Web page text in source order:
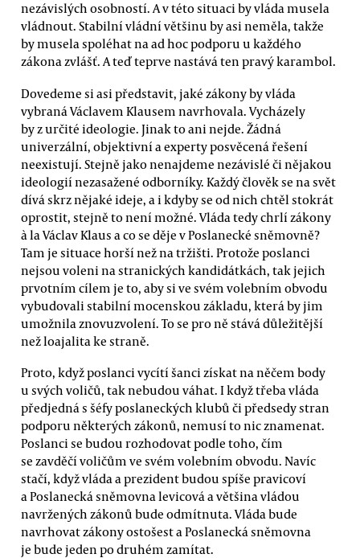
nezávislých osobností. A v této situaci by vláda musela
vládnout. Stabilní vládní většinu by asi neměla, takže
by musela spoléhat na ad hoc podporu u každého
zákona zvlášť. A teď teprve nastává ten pravý karambol.
Dovedeme si asi představit, jaké zákony by vláda
vybraná Václavem Klausem navrhovala. Vycházely
by z určité ideologie. Jinak to ani nejde. Žádná
univerzální, objektivní a experty posvěcená řešení
neexistují. Stejně jako nenajdeme nezávislé či nějakou
ideologií nezasažené odborníky. Každý člověk se na svět
dívá skrz nějaké ideje, a i kdyby se od nich chtěl stokrát
oprostit, stejně to není možné. Vláda tedy chrlí zákony
à la Václav Klaus a co se děje v Poslanecké sněmovně?
Tam je situace horší než na tržišti. Protože poslanci
nejsou voleni na stranických kandidátkách, tak jejich
prvotním cílem je to, aby si ve svém volebním obvodu
vybudovali stabilní mocenskou základu, která by jim
umožnila znovuzvolení. To se pro ně stává důležitější
než loajalita ke straně.
Proto, když poslanci vycítí šanci získat na něčem body
u svých voličů, tak nebudou váhat. I když třeba vláda
předjedná s šéfy poslaneckých klubů či předsedy stran
podporu některých zákonů, nemusí to nic znamenat.
Poslanci se budou rozhodovat podle toho, čím
se zavděčí voličům ve svém volebním obvodu. Navíc
stačí, když vláda a prezident budou spíše pravicoví
a Poslanecká sněmovna levicová a většina vládou
navržených zákonů bude odmítnuta. Vláda bude
navrhovat zákony ostošest a Poslanecká sněmovna
je bude jeden po druhém zamítat.